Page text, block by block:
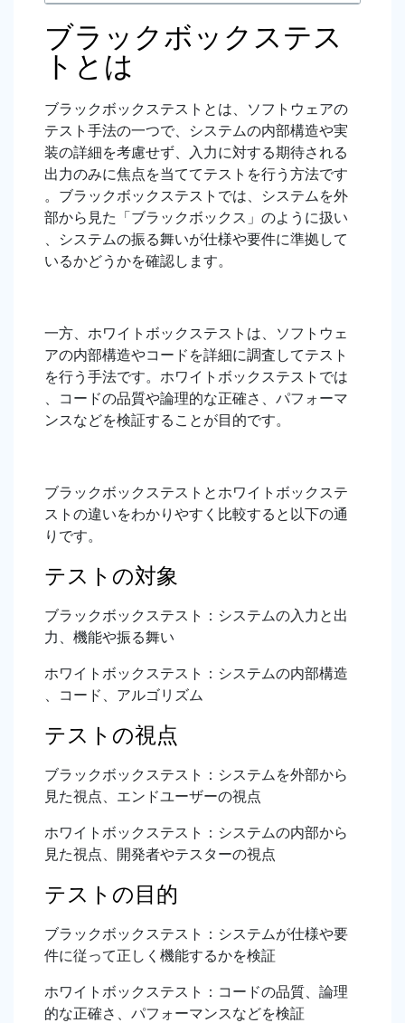
ブラックボックステス
トとは
ブラックボックステストとは、ソフトウェアの
テスト手法の一つで、システムの内部構造や実
装の詳細を考慮せず、入力に対する期待される
出力のみに焦点を当ててテストを行う方法です
。ブラックボックステストでは、システムを外
部から見た「ブラックボックス」のように扱い
、システムの振る舞いが仕様や要件に準拠して
いるかどうかを確認します。
一方、ホワイトボックステストは、ソフトウェ
アの内部構造やコードを詳細に調査してテスト
を行う手法です。ホワイトボックステストでは
、コードの品質や論理的な正確さ、パフォーマ
ンスなどを検証することが目的です。
ブラックボックステストとホワイトボックステ
ストの違いをわかりやすく比較すると以下の通
りです。
テストの対象
ブラックボックステスト：システムの入力と出
力、機能や振る舞い
ホワイトボックステスト：システムの内部構造
、コード、アルゴリズム
テストの視点
ブラックボックステスト：システムを外部から
見た視点、エンドユーザーの視点
ホワイトボックステスト：システムの内部から
見た視点、開発者やテスターの視点
テストの目的
ブラックボックステスト：システムが仕様や要
件に従って正しく機能するかを検証
ホワイトボックステスト：コードの品質、論理
的な正確さ、パフォーマンスなどを検証